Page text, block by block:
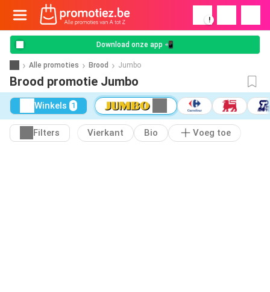
!
Download onze app 📲
Alle promoties Brood Jumbo
Brood promotie Jumbo
Winkels 1
Filters Vierkant Bio Voeg toe